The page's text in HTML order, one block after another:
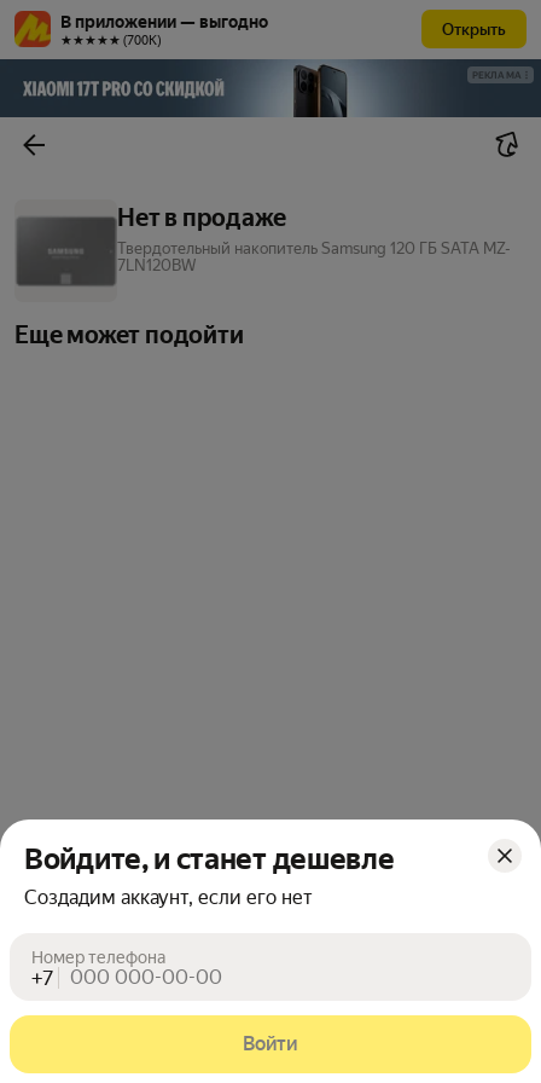
В приложении — выгодно
★★★★★ (700К)
Открыть
РЕКЛАМА
Нет в продаже
Твердотельный накопитель Samsung 120 ГБ SATA MZ-
7LN120BW
Еще может подойти
Войдите, и станет дешевле
Создадим аккаунт, если его нет
+7
Номер телефона
Войти